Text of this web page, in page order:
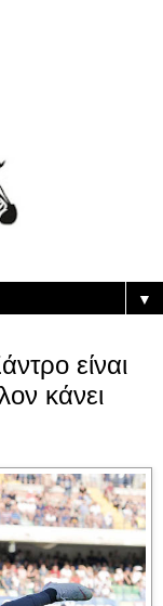
▼
είναι
κάνει